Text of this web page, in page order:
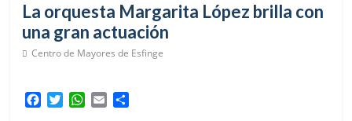
La orquesta Margarita López brilla con
una gran actuación
Centro de Mayores de Esfinge
W